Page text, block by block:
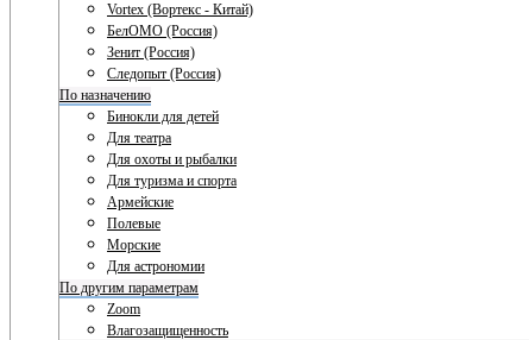
Vortex (Вортекс - Китай)
БелОМО (Россия)
Зенит (Россия)
Следопыт (Россия)
По назначению
Бинокли для детей
Для театра
Для охоты и рыбалки
Для туризма и спорта
Армейские
Полевые
Морские
Для астрономии
По другим параметрам
Zoom
Влагозащищенность